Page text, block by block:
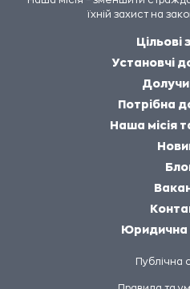
їхній захист на
Цільові
Установчі
Потрібна
Наша місія
Юридична
Публічна